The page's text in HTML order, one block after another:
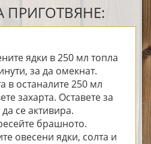
ПРИГОТВЯНЕ:
ядки в 250 мл топла
за да омекнат.
в останалите 250 мл
захарта. Оставете за
се активира.
брашното.
овесени ядки, солта и